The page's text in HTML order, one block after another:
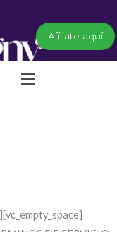
Afíliate aquí
Menú